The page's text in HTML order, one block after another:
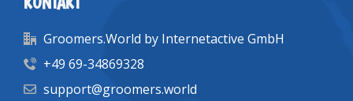
Groomers.World by Internetactive GmbH
+49 69-34869328
support@groomers.world